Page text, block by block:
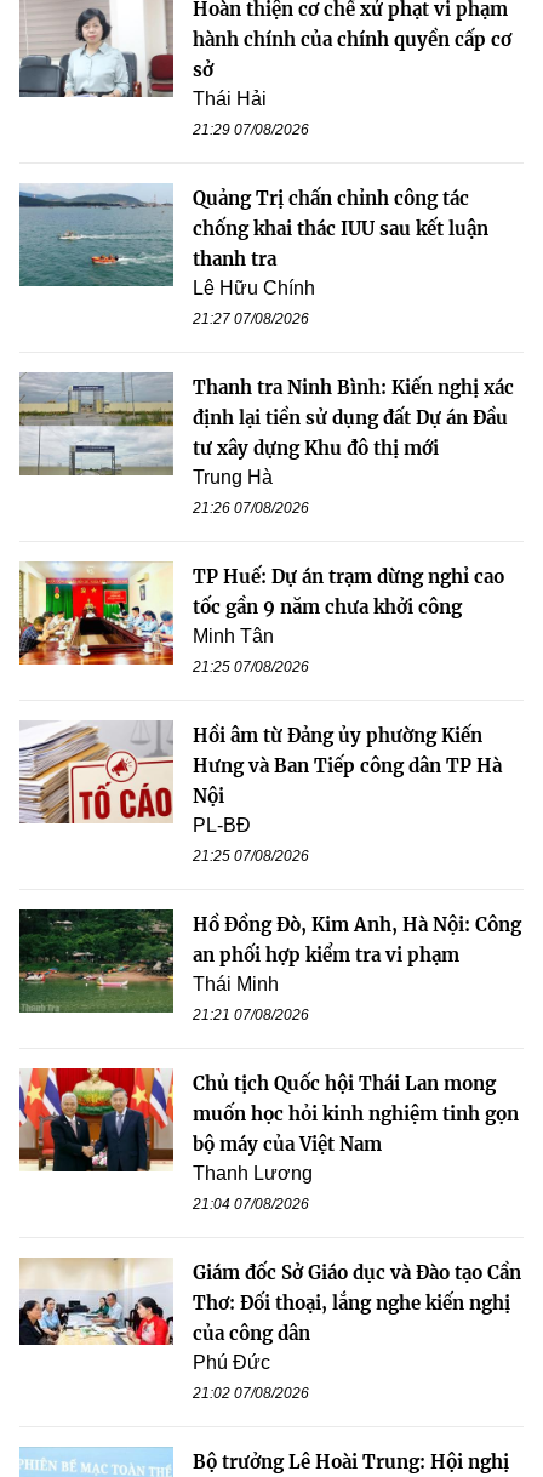
Hoàn thiện cơ chế xử phạt vi phạm
hành chính của chính quyền cấp cơ
sở
Thái Hải
21:29 07/08/2026
Quảng Trị chấn chỉnh công tác
chống khai thác IUU sau kết luận
thanh tra
Lê Hữu Chính
21:27 07/08/2026
Thanh tra Ninh Bình: Kiến nghị xác
định lại tiền sử dụng đất Dự án Đầu
tư xây dựng Khu đô thị mới
Trung Hà
21:26 07/08/2026
TP Huế: Dự án trạm dừng nghỉ cao
tốc gần 9 năm chưa khởi công
Minh Tân
21:25 07/08/2026
Hồi âm từ Đảng ủy phường Kiến
Hưng và Ban Tiếp công dân TP Hà
Nội
PL-BĐ
21:25 07/08/2026
Hồ Đồng Đò, Kim Anh, Hà Nội: Công
an phối hợp kiểm tra vi phạm
Thái Minh
21:21 07/08/2026
Chủ tịch Quốc hội Thái Lan mong
muốn học hỏi kinh nghiệm tinh gọn
bộ máy của Việt Nam
Thanh Lương
21:04 07/08/2026
Giám đốc Sở Giáo dục và Đào tạo Cần
Thơ: Đối thoại, lắng nghe kiến nghị
của công dân
Phú Đức
21:02 07/08/2026
Bộ trưởng Lê Hoài Trung: Hội nghị